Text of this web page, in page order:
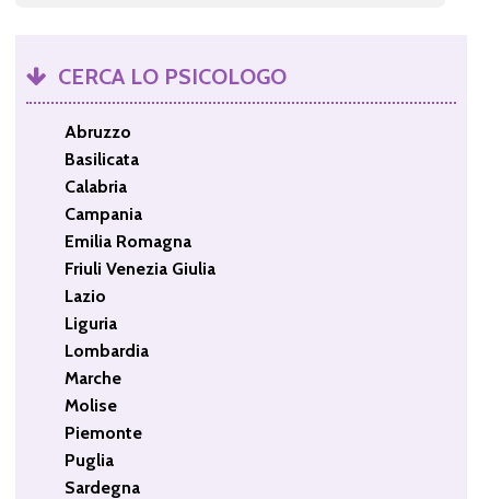
CERCA LO PSICOLOGO
Abruzzo
Basilicata
Calabria
Campania
Emilia Romagna
Friuli Venezia Giulia
Lazio
Liguria
Lombardia
Marche
Molise
Piemonte
Puglia
Sardegna